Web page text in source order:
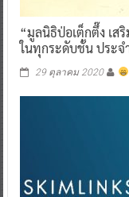
“มูลนิธิป่อเต็กตึ๊ง เส
ในทุกระดับชั้น ประจ
29 ตุลาคม 2020